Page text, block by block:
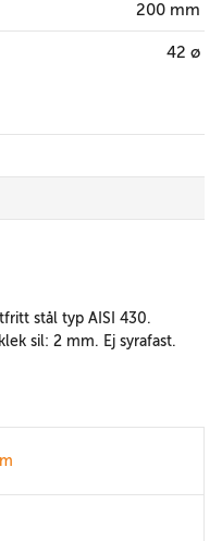
200 mm
42 ø
stål typ AISI 430.
sil: 2 mm. Ej syrafast.